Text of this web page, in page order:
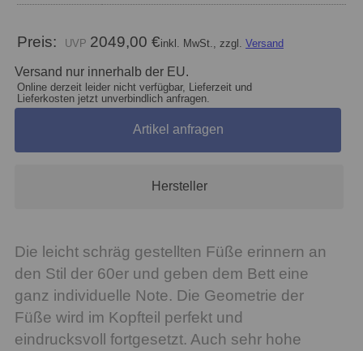
Preis: 2049,00 €inkl. MwSt., zzgl. Versand
Versand nur innerhalb der EU.
Online derzeit leider nicht verfügbar, Lieferzeit und
Lieferkosten jetzt unverbindlich anfragen.
Artikel anfragen
Hersteller
Die leicht schräg gestellten Füße erinnern an
den Stil der 60er und geben dem Bett eine
ganz individuelle Note. Die Geometrie der
Füße wird im Kopfteil perfekt und
eindrucksvoll fortgesetzt. Auch sehr hohe